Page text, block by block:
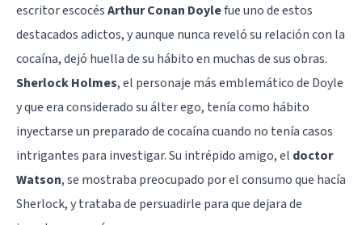
escritor escocésArthur Conan Doylefue uno de estos
destacados adictos, y aunque nunca reveló su relación con la
cocaína, dejó huella de su hábito en muchas de sus obras.
Sherlock Holmes, el personaje más emblemático de Doyle
y que era considerado su álter ego, tenía como hábito
inyectarse un preparado de cocaína cuando no tenía casos
intrigantes para investigar. Su intrépido amigo, el doctor
Watson, se mostraba preocupado por el consumo que hacía
Sherlock, y trataba de persuadirle para que dejara de